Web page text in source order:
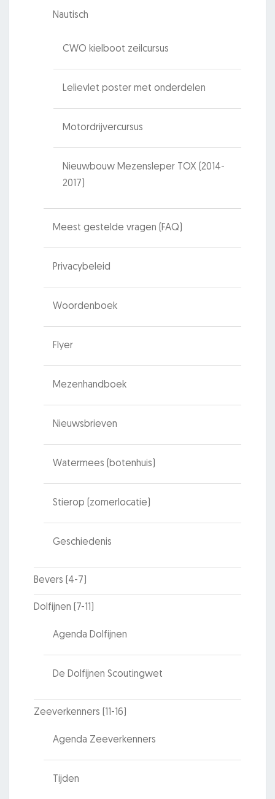
Nautisch
CWO kielboot zeilcursus
Lelievlet poster met onderdelen
Motordrijvercursus
Nieuwbouw Mezensleper TOX (2014-
2017)
Meest gestelde vragen (FAQ)
Privacybeleid
Woordenboek
Flyer
Mezenhandboek
Nieuwsbrieven
Watermees (botenhuis)
Stierop (zomerlocatie)
Geschiedenis
Bevers (4-7)
Dolfijnen (7-11)
Agenda Dolfijnen
De Dolfijnen Scoutingwet
Zeeverkenners (11-16)
Agenda Zeeverkenners
Tijden